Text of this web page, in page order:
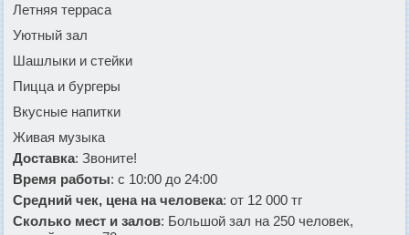
Летняя терраса
Уютный зал
Шашлыки и стейки
Пицца и бургеры
Вкусные напитки
Живая музыка
Доставка: Звоните!
Время работы: с 10:00 до 24:00
Средний чек, цена на человека: от 12 000 тг
Сколько мест и залов: Большой зал на 250 человек,